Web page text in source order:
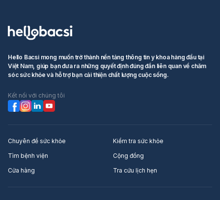
Hello Bacsi mong muốn trở thành nền tảng thông tin y khoa hàng đầu tại
Việt Nam, giúp bạn đưa ra những quyết định đúng đắn liên quan về chăm
sóc sức khỏe và hỗ trợ bạn cải thiện chất lượng cuộc sống.
Kết nối với chúng tôi
Chuyên đề sức khỏe
Kiểm tra sức khỏe
Tìm bệnh viện
Cộng đồng
Cửa hàng
Tra cứu lịch hẹn